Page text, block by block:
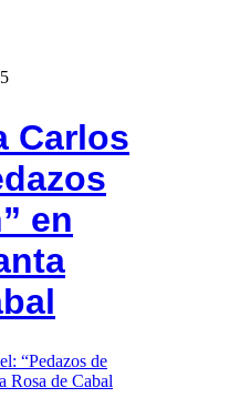
Carlos
en